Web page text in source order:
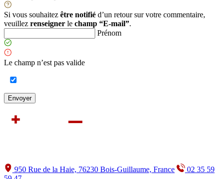
Si vous souhaitez être notifié d’un retour sur votre commentaire,
veuillez renseigner le champ “E-mail”.
Prénom
Le champ n’est pas valide
950 Rue de la Haie, 76230 Bois-Guillaume, France
02 35 59